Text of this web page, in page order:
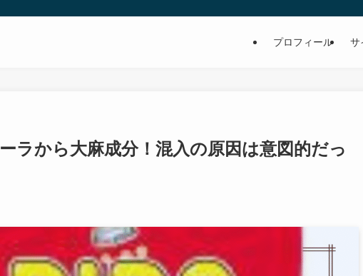
プロフィール サ
ラから大麻成分！混入の原因は意図的だっ